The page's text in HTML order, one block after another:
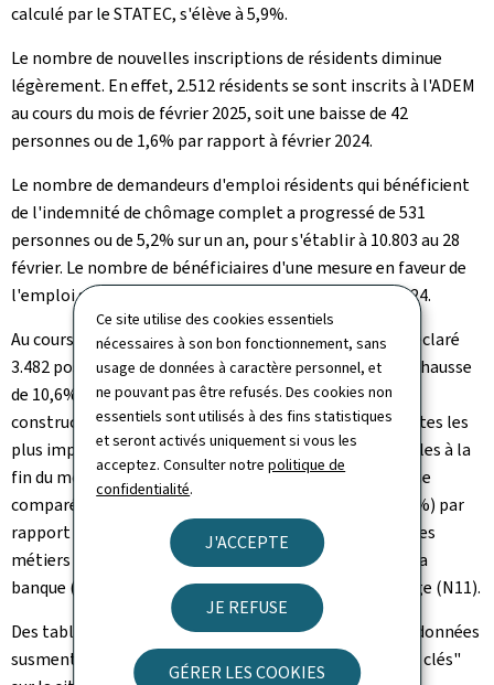
Ce site utilise des cookies essentiels
nécessaires à son bon fonctionnement, sans
usage de données à caractère personnel, et
ne pouvant pas être refusés. Des cookies non
essentiels sont utilisés à des fins statistiques
et seront activés uniquement si vous les
acceptez. Consulter notrepolitique de
confidentialité.
J'ACCEPTE
JE REFUSE
GÉRER LES COOKIES
calculé par le STATEC, s'élève à 5,9%.
Le nombre de nouvelles inscriptions de résidents diminue
légèrement. En effet, 2.512 résidents se sont inscrits à l'ADEM
au cours du mois de février 2025, soit une baisse de 42
personnes ou de 1,6% par rapport à février 2024.
Le nombre de demandeurs d'emploi résidents qui bénéficient
de l'indemnité de chômage complet a progressé de 531
personnes ou de 5,2% sur un an, pour s'établir à 10.803 au 28
février. Le nombre de bénéficiaires d'une mesure en faveur de
l'emploi s'établit à 4.429, stable comparé à février 2024.
Au cours du mois de février 2025, les employeurs ont déclaré
3.482 postes vacants à l'ADEM, ce qui correspond à une hausse
de 10,6% par rapport à février 2024. Les métiers de la
construction (F16, F17) enregistrent les hausses récentes les
plus importantes. Le nombre total de postes disponibles à la
fin du mois s'établit à 7.202 au 28 février 2025, en hausse
comparé aux deux mois précédents mais en recul (-6,8%) par
rapport à février 2024. Ce recul concerne notamment les
métiers de la comptabilité (catégorie
ROME
M12), de la
banque (catégorie C12), du droit (K19) et du magasinage (N11).
Des tableaux interactifs plus détaillés portant sur les données
susmentionnées se trouvent dans la rubrique "Chiffres clés"